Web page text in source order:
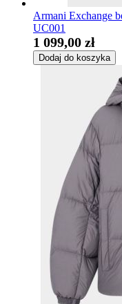
Armani Exchange
UC001
1 099,00 zł
Dodaj do koszyka